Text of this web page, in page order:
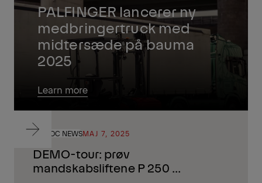
PALFINGER lancerer ny
medbringertruck med
midtersæde på bauma
2025
Learn more
AD HOC NEWSMAJ 7, 2025
DEMO-tour: prøv
mandskabsliftene P 250 BK